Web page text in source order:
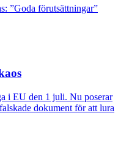
”Goda förutsättningar”
i EU den 1 juli. Nu poserar
dokument för att lura